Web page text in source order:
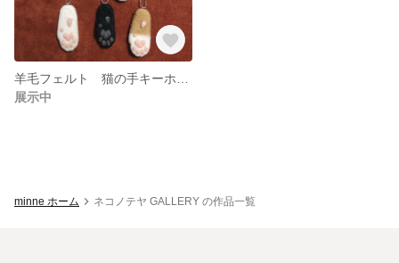
展示中
minne ホーム ネコノテヤ GALLERY の作品一覧